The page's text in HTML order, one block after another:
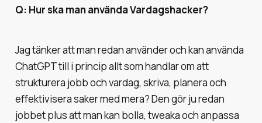
Q: Hur ska man använda Vardagshacker?
Jag tänker att man redan använder och kan använda
ChatGPT till i princip allt som handlar om att
strukturera jobb och vardag, skriva, planera och
effektivisera saker med mera? Den gör ju redan
jobbet plus att man kan bolla, tweaka och anpassa